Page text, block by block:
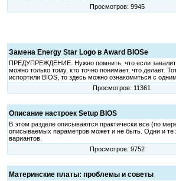
Просмотров: 9945
Замена Energy Star Logo в Award BIOSе
ПРЕДУПРЕЖДЕНИЕ. Hужно помнить, что если
можно только тому, кто точно понимает, что делает.
испортили BIOS, то здесь можно ознакомиться с
Просмотров: 11361
Описание настроек Setup BIOS
В этом разделе описываются практически все (по
описываемых параметров может и не быть. Одни и те
вариантов.
Просмотров: 9752
Материнские платы: проблемы и советы